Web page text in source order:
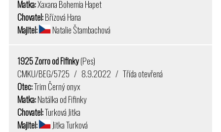
Matka:Xaxana Bohemia Hapet
Chovatel:Břízová Hana
Majitel:
Natalie Štambachová
1925 Zorro od Fifinky(Pes)
CMKU/BEG/5725 / 8.9.2022 / Třída otevřená
Otec:Trim Černý onyx
Matka:Natálka od Fifinky
Chovatel:Turková Jitka
Majitel:
Jitka Turková